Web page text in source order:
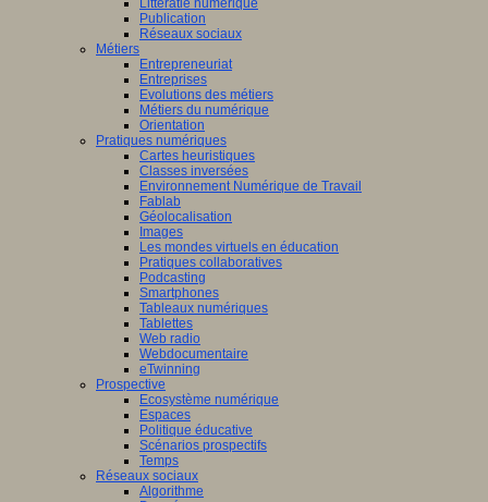
Littératie numérique
Publication
Réseaux sociaux
Métiers
Entrepreneuriat
Entreprises
Evolutions des métiers
Métiers du numérique
Orientation
Pratiques numériques
Cartes heuristiques
Classes inversées
Environnement Numérique de Travail
Fablab
Géolocalisation
Images
Les mondes virtuels en éducation
Pratiques collaboratives
Podcasting
Smartphones
Tableaux numériques
Tablettes
Web radio
Webdocumentaire
eTwinning
Prospective
Ecosystème numérique
Espaces
Politique éducative
Scénarios prospectifs
Temps
Réseaux sociaux
Algorithme